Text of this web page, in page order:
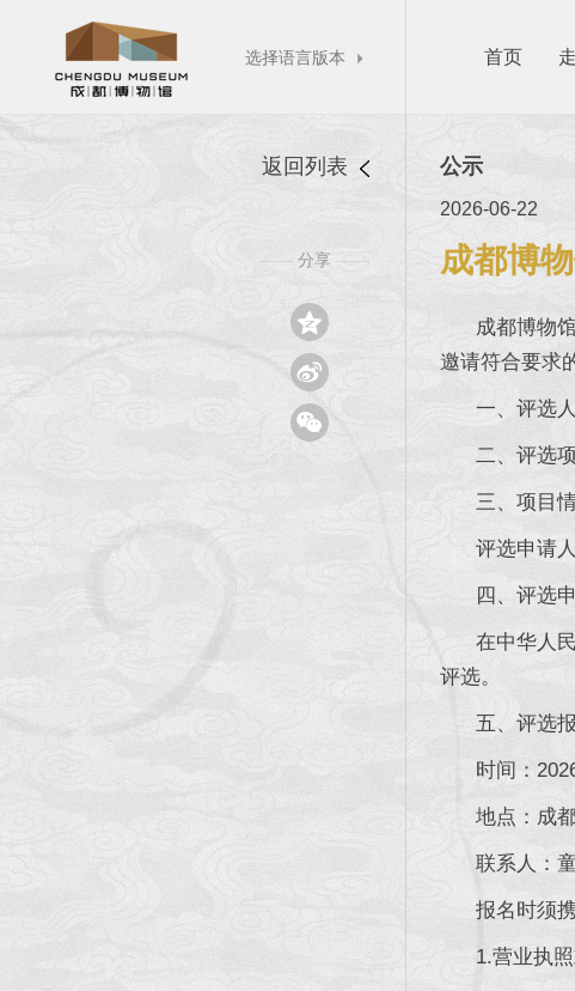
选择语言版本  首页
返回列表
—— 分享 ——



公示
2026-06-22
成都博
成都博物馆
邀请符合要求
一、评选人
二、评选项
三、项目情
评选申请人
四、评选申
在中华人民
评选。
五、评选
时间：2026
地点：成都
联系人：童
报名时须携
1.营业执照